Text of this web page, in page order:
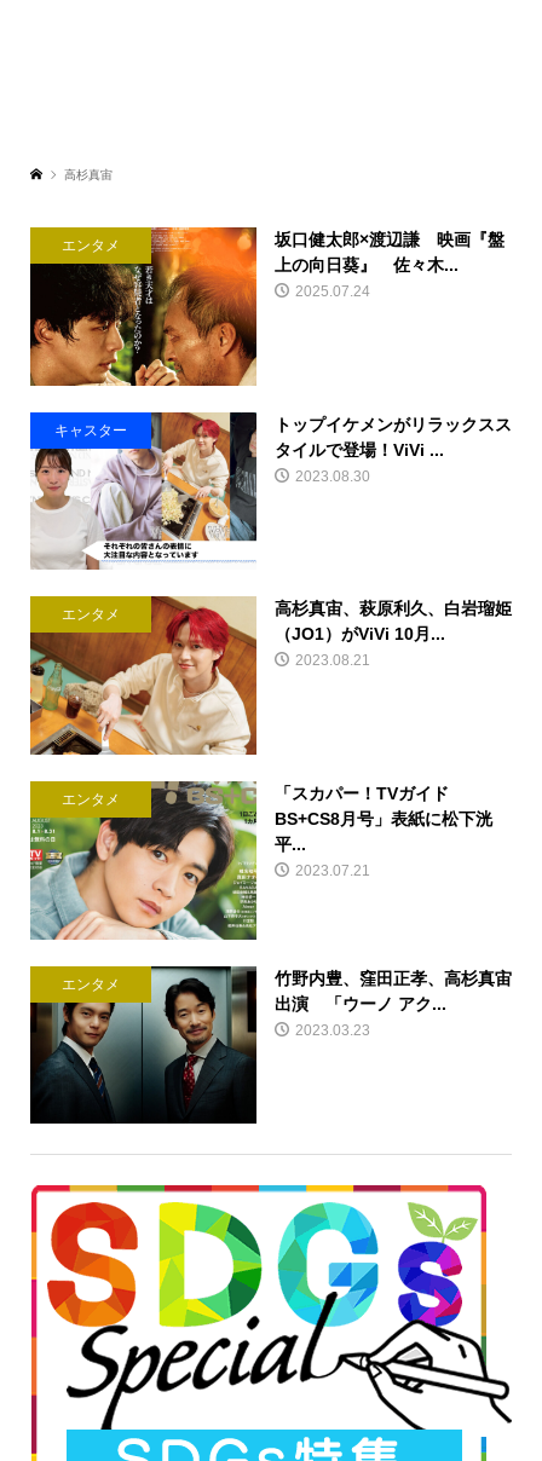
高杉真宙
エンタメ
坂口健太郎×渡辺謙 映画『盤
上の向日葵』 佐々木...
2025.07.24
キャスター
トップイケメンがリラックスス
タイルで登場！ViVi ...
2023.08.30
エンタメ
高杉真宙、萩原利久、白岩瑠姫
（JO1）がViVi 10月...
2023.08.21
エンタメ
「スカパー！TVガイド
BS+CS8月号」表紙に松下洸
平...
2023.07.21
エンタメ
竹野内豊、窪田正孝、高杉真宙
出演 「ウーノ アク...
2023.03.23